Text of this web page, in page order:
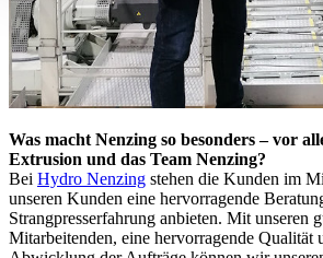
Was macht Nenzing so besonders – vor
Extrusion und das Team Nenzing?
Bei Hydro Nenzing stehen die Kunden im
unseren Kunden eine hervorragende
Strangpresserfahrung anbieten. Mit unseren
Mitarbeitenden, eine hervorragende Qualität